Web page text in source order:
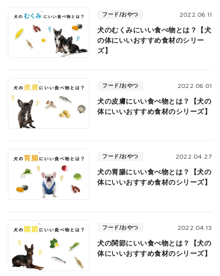
フード/おやつ 2022.06.11
犬のむくみにいい食べ物とは？【犬
の体にいいおすすめ食材のシリー
ズ】
フード/おやつ 2022.06.01
犬の皮膚にいい食べ物とは？【犬の
体にいいおすすめ食材のシリーズ】
フード/おやつ 2022.04.27
犬の胃腸にいい食べ物とは？【犬の
体にいいおすすめ食材のシリーズ】
フード/おやつ 2022.04.13
犬の関節にいい食べ物とは？【犬の
体にいいおすすめ食材のシリーズ】